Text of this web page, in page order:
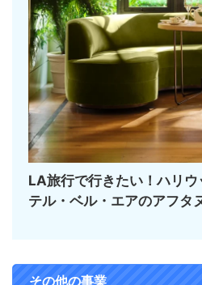
LA旅行で行きたい！ハリ
テル・ベル・エアのアフタ
その他の事業